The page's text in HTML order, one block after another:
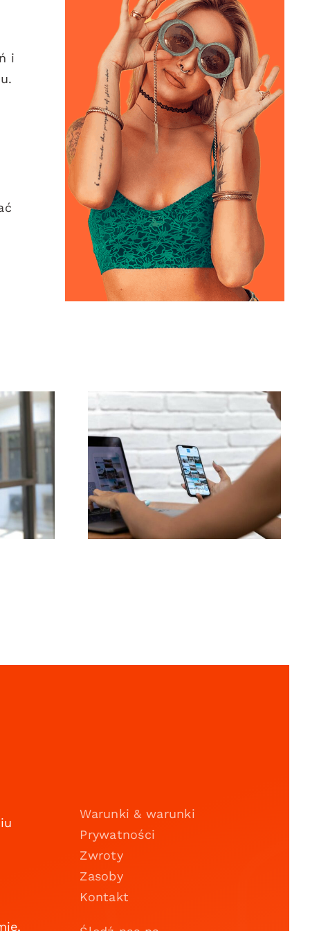
i
Najlepsze 3 platformy
do znalezienia
pomysłów na UGC
(treści generowane
przez użytkowników)
Warunki & warunki
Prywatności
Zwroty
Zasoby
Kontakt